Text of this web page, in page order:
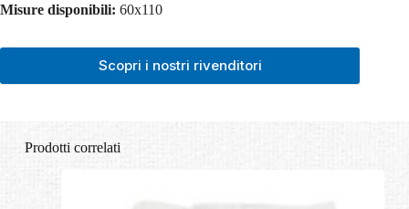
Misure disponibili: 60x110
Scopri i nostri rivenditori
Prodotti correlati